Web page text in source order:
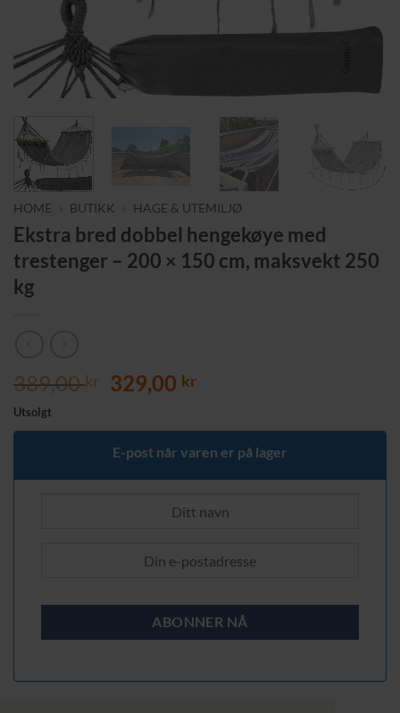
HOME BUTIKK HAGE & UTEMILJØ
Ekstra bred dobbel hengekøye med
trestenger – 200 × 150 cm, maksvekt 250
kg
389,00kr Opprinnelig
var:
389,00 kr.
329,00 krNåværende
er:
329,00 kr.
Utsolgt
E-post når varen er på lager